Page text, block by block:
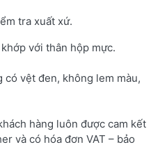
tra xuất xứ.
với thân hộp mực.
vệt đen, không lem màu,
hàng luôn được cam kết
và có hóa đơn VAT – bảo